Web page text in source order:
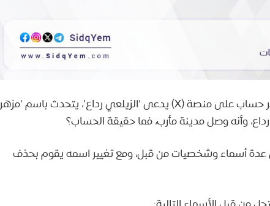
? بالتزامن مع أحداث مدينة رداع بالبيضاء؛ ظهر حساب على منصة (X) يدعى ‘الزيلعي رداع’، يتحدث باسم ‘مزهر
وأنه وصل مدينة مأرب، فما حقيقة الحساب؟
عدة أسماء وشخصيات من قبل، ومع تغيير اسمه يقوم بحذف